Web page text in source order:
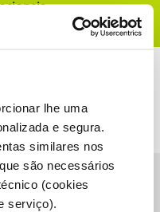
lhe uma
e segura.
similares nos
são necessários
(cookies
serviço).
Accessibility statement